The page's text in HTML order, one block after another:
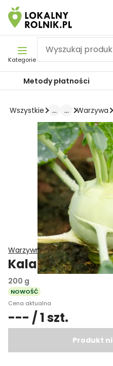
Pomiń nawigację
Kategorie
Metody płatności
Wszystkie ... ... Warzywa
Warzywniczek Gospodarstwo
Kalarepa
200 g
NOWOŚĆ
Cena aktualna
--- / 1 szt.
Produkt